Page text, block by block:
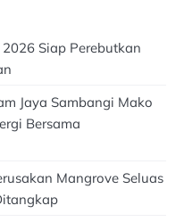
Siap Perebutkan
Jaya Sambangi Mako
Bersama
Mangrove Seluas